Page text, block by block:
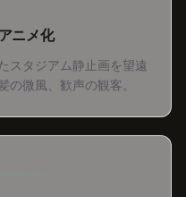
ニメ化
スタジアム静止画を望遠
の微風、歓声の観客。